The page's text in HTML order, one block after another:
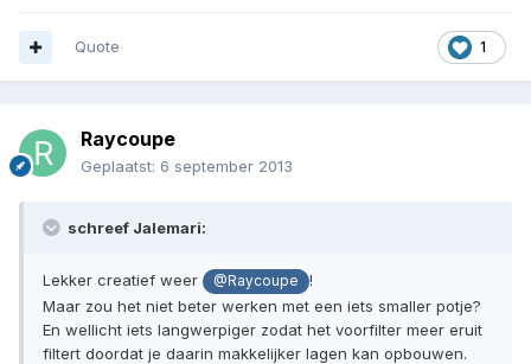
1
Quote
Raycoupe
Geplaatst: 6 september 2013
schreef Jalemari:
Lekker creatief weer @Raycoupe
!
Maar zou het niet beter werken met een iets smaller potje?
En wellicht iets langwerpiger zodat het voorfilter meer eruit
filtert doordat je daarin makkelijker lagen kan opbouwen.